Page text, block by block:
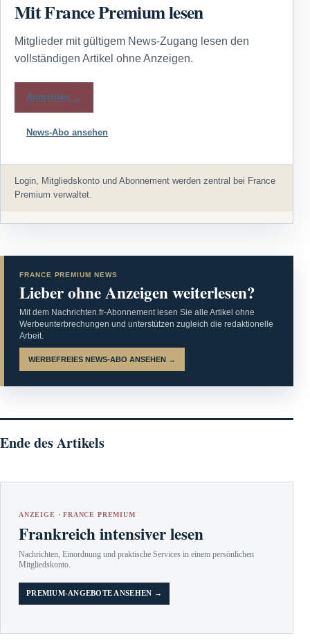
Mit France Premium lesen
Mitglieder mit gültigem News-Zugang lesen den
vollständigen Artikel ohne Anzeigen.
Anmelden →
News-Abo ansehen
Login, Mitgliedskonto und Abonnement werden zentral bei France
Premium verwaltet.
FRANCE PREMIUM NEWS
Lieber ohne Anzeigen weiterlesen?
Mit dem Nachrichten.fr-Abonnement lesen Sie alle Artikel ohne
Werbeunterbrechungen und unterstützen zugleich die redaktionelle
Arbeit.
WERBEFREIES NEWS-ABO ANSEHEN →
Ende des Artikels
ANZEIGE · FRANCE PREMIUM
Frankreich intensiver lesen
Nachrichten, Einordnung und praktische Services in einem persönlichen
Mitgliedskonto.
PREMIUM-ANGEBOTE ANSEHEN →